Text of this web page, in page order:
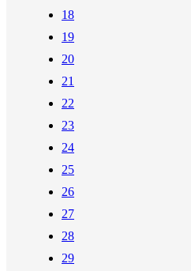
18
19
20
21
22
23
24
25
26
27
28
29